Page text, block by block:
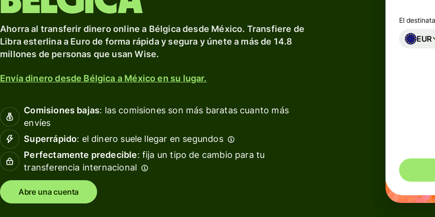
personales
instituciones
financieras
Gestión de
Plataformas
de viaje
Ahorra al transferir dinero online a Bélgica desde México. Transfiere de
Libra esterlina a Euro de forma rápida y segura y únete a más de 14.8
millones de personas que usan Wise.
Envía dinero desde Bélgica a México en su lugar.
Comisiones bajas: las comisiones son más baratas cuanto más
envíes
Superrápido: el dinero suele llegar en segundos
Perfectamente predecible: fija un tipo de cambio para tu
transferencia internacional
Abre una cuenta
El
EUR